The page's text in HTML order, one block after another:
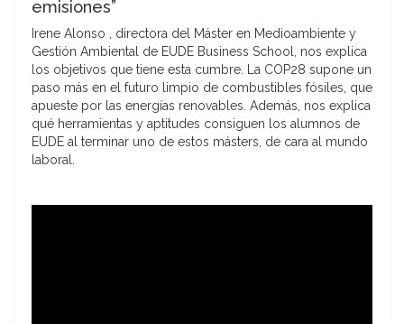
emisiones”
Irene Alonso , directora del Máster en Medioambiente y
Gestión Ambiental de EUDE Business School, nos explica
los objetivos que tiene esta cumbre. La COP28 supone un
paso más en el futuro limpio de combustibles fósiles, que
apueste por las energías renovables. Además, nos explica
qué herramientas y aptitudes consiguen los alumnos de
EUDE al terminar uno de estos másters, de cara al mundo
laboral.